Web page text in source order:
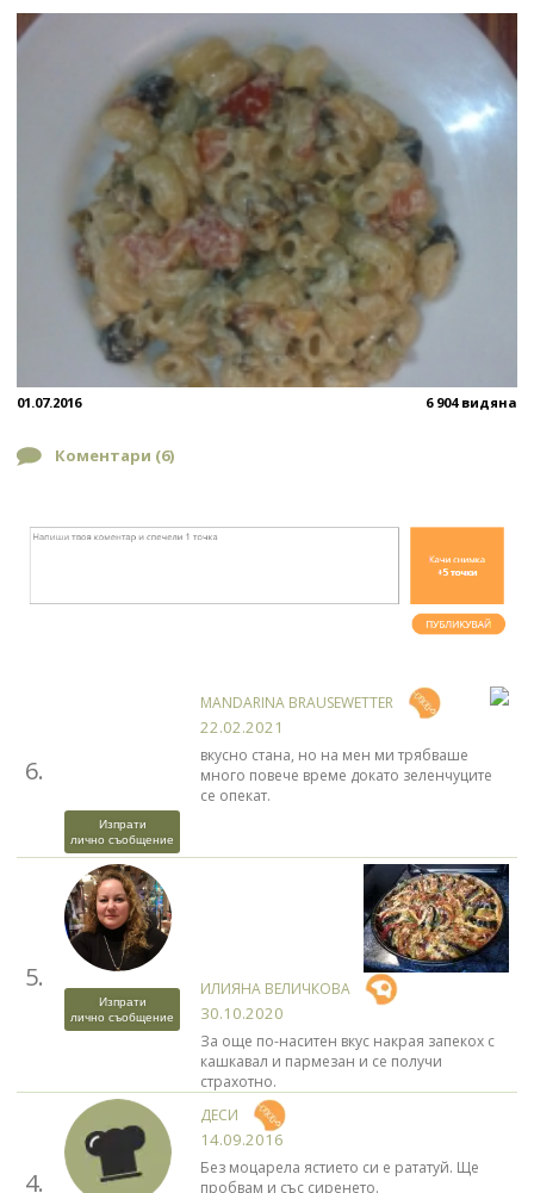
01.07.2016 6 904 видяна
Коментари (6)
6.
Изпрати
лично съобщение
MANDARINA BRAUSEWETTER
22.02.2021
вкусно стана, но на мен ми трябваше
много повече време докато зеленчуците
се опекат.
5.
Изпрати
лично съобщение
ИЛИЯНА ВЕЛИЧКОВА
30.10.2020
За още по-наситен вкус накрая запекох с
кашкавал и пармезан и се получи
страхотно.
4.
ДЕСИ
14.09.2016
Без моцарела ястието си е рататуй. Ще
пробвам и със сиренето.